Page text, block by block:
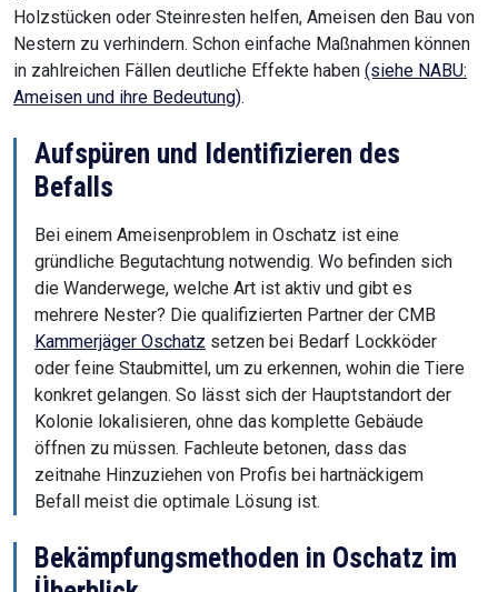
Holzstücken oder Steinresten helfen, Ameisen den Bau von
Nestern zu verhindern. Schon einfache Maßnahmen können
in zahlreichen Fällen deutliche Effekte haben (siehe NABU:
Ameisen und ihre Bedeutung).
Aufspüren und Identifizieren des
Befalls
Bei einem Ameisenproblem in Oschatz ist eine
gründliche Begutachtung notwendig. Wo befinden sich
die Wanderwege, welche Art ist aktiv und gibt es
mehrere Nester? Die qualifizierten Partner der CMB
Kammerjäger Oschatz setzen bei Bedarf Lockköder
oder feine Staubmittel, um zu erkennen, wohin die Tiere
konkret gelangen. So lässt sich der Hauptstandort der
Kolonie lokalisieren, ohne das komplette Gebäude
öffnen zu müssen. Fachleute betonen, dass das
zeitnahe Hinzuziehen von Profis bei hartnäckigem
Befall meist die optimale Lösung ist.
Bekämpfungsmethoden in Oschatz im